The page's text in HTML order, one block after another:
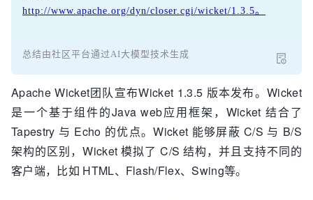
http://www.apache.org/dyn/closer.cgi/wicket/1.3.5。
总结由社区平台通过AI大模型技术生成
Apache Wicket团队宣布Wicket 1.3.5 版本发布。Wicket
是一个基于组件的Java web应用框架，Wicket 结合了
Tapestry 与 Echo 的优点。Wicket 能够屏蔽 C/S 与 B/S
架构的区别，Wicket 模拟了 C/S 结构，并且支持不同的
客户端，比如 HTML、Flash/Flex、Swing等。